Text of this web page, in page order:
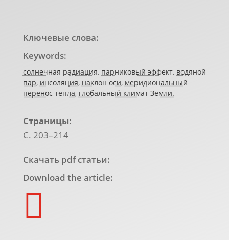
Ключевые слова:
Keywords:
солнечная радиация, парниковый эффект, водяной
пар, инсоляция, наклон оси, меридиональный
перенос тепла, глобальный климат Земли.
Страницы:
С. 203–214
Скачать pdf статьи:
Download the article:
